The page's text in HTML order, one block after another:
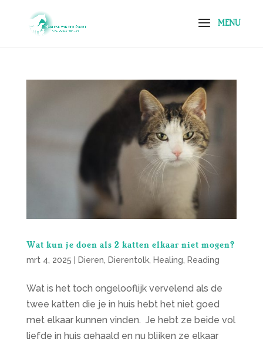
Wat kun je doen als 2 katten elkaar niet mogen?
mrt 4, 2025 Dieren Dierentolk, Healing Reading
Wat is het toch ongelooflijk vervelend als de
twee katten die je in huis hebt het niet goed
met elkaar kunnen vinden. Je hebt ze beide vol
liefde in huis gehaald en nu blijken ze elkaar